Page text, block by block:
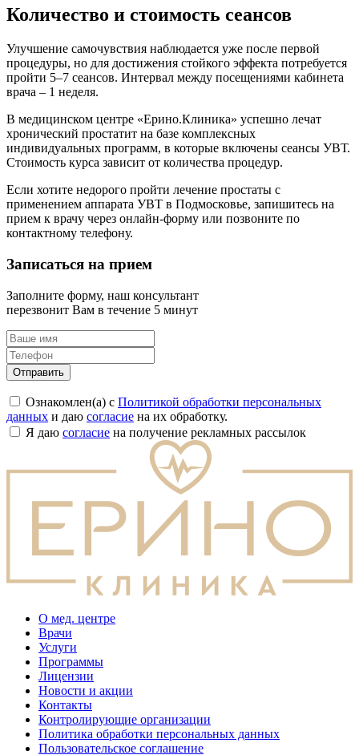
Количество и стоимость сеансов
Улучшение самочувствия наблюдается уже после первой
процедуры, но для достижения стойкого эффекта потребуется
пройти 5–7 сеансов. Интервал между посещениями кабинета
врача – 1 неделя.
В медицинском центре «Ерино.Клиника» успешно лечат
хронический простатит на базе комплексных
индивидуальных программ, в которые включены сеансы УВТ.
Стоимость курса зависит от количества процедур.
Если хотите недорого пройти лечение простаты с
применением аппарата УВТ в Подмосковье, запишитесь на
прием к врачу через онлайн-форму или позвоните по
контактному телефону.
Записаться на прием
Заполните форму, наш консультант
перезвонит Вам в течение 5 минут
Отправить
Ознакомлен(а) с Политикой обработки персональных
данных и даю согласие на их обработку.
Я даю согласие на получение рекламных рассылок
О мед. центре
Врачи
Услуги
Программы
Лицензии
Новости и акции
Контакты
Контролирующие организации
Политика обработки персональных данных
Пользовательское соглашение